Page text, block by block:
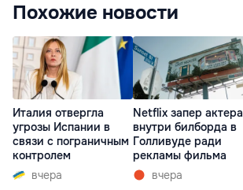
Похожие новости
Италия отвергла
угрозы Испании в
связи с пограничным
контролем
вчера
Netflix запер актера
внутри билборда в
Голливуде ради
рекламы фильма
вчера